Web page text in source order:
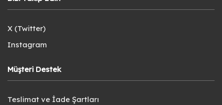
X (Twitter)
Instagram
Müşteri Destek
Teslimat ve İade Şartları